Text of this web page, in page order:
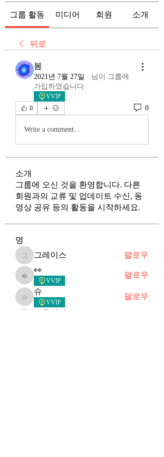
그룹 활동 미디어 회원 소개
뒤로
봄
2021년 7월 27일 · 님이 그룹에
가입하였습니다.
VVIP
0
0
Write a comment...
소개
그룹에 오신 것을 환영합니다. 다른
회원과의 교류 및 업데이트 수신, 동
영상 공유 등의 활동을 시작하세요.
명
그레이스
그레이스 팔로우
👀
👀
VVIP
팔로우
슈
슈
VVIP
팔로우
크루시아